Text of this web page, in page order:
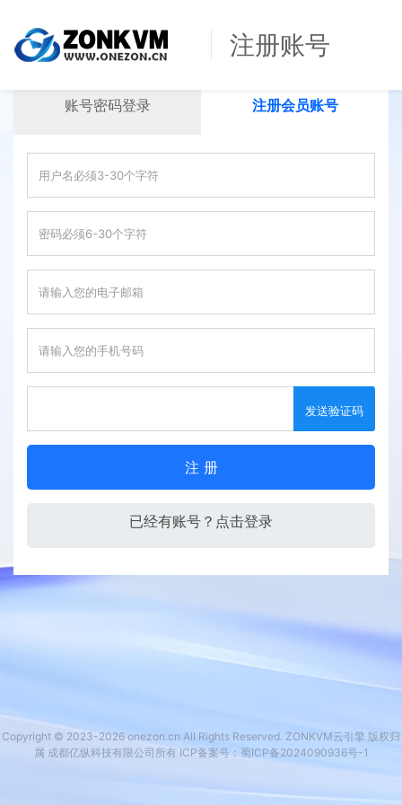
注册账号
账号密码登录 注册会员账号
发送验证码
注 册
已经有账号？点击登录
Copyright © 2023-2026 onezon.cn All Rights Reserved. ZONKVM云引擎 版权归
属 成都亿纵科技有限公司所有 ICP备案号： 蜀ICP备2024090936号-1